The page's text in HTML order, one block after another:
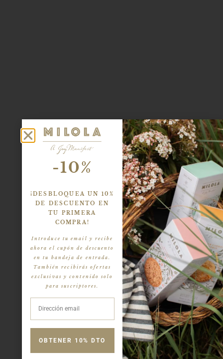
-10%
¡DESBLOQUEA UN 10%
DE DESCUENTO EN
TU PRIMERA
COMPRA!
Introduce tu email y recibe
ahora el cupón de descuento
en tu bandeja de entrada.
También recibirás ofertas
exclusivas y contenido solo
para suscriptores.
OBTENER 10% DTO